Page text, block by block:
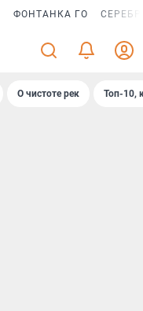
ФОНТАНКА ГО
О чистоте рек Топ-10,